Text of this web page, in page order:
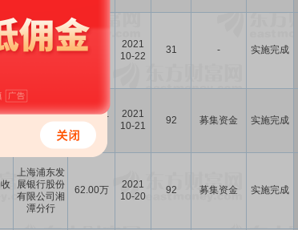
上海浦东发
展银行股份
5.00万
2021
10-22
31 - 实施完成
中国银行股
份有限公司
湘潭市湖湘
路支行
33.70万
2021
10-21
92 募集资金 实施完成
上海浦东发
展银行股份
有限公司湘
潭分行
62.00万
2021
10-20
92 募集资金 实施完成